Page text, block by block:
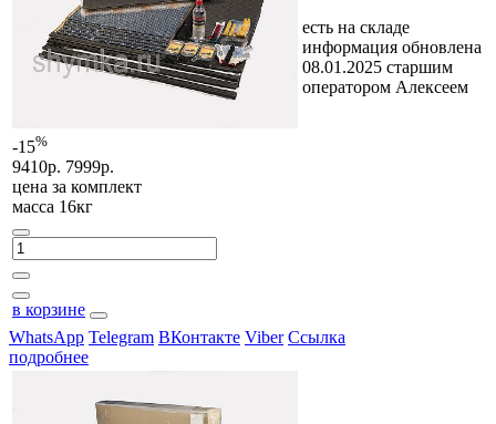
-15%
9410р. 7999р.
цена за комплект
масса 16кг
в корзине
есть на складе
информация обновлена
08.01.2025 старшим
оператором Алексеем
WhatsApp Telegram ВКонтакте Viber Ссылка
подробнее